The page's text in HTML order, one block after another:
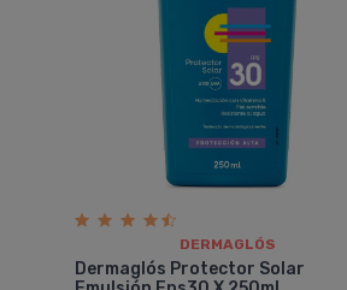
DERMAGLÓS
Dermaglós Protector Solar